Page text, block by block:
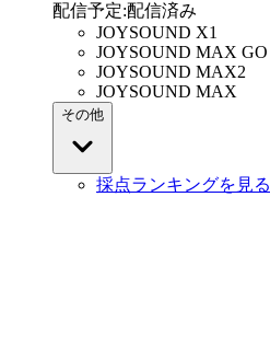
配信予定:配信済み
JOYSOUND X1
JOYSOUND MAX GO
JOYSOUND MAX2
JOYSOUND MAX
その他
採点ランキングを見る